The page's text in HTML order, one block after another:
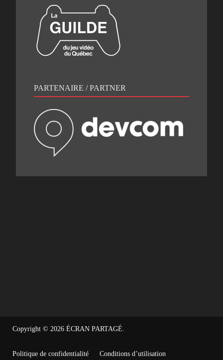
PARTENAIRE / PARTNER
Copyright © 2026 ÉCRAN PARTAGÉ
Politique de confidentialité
Conditions d’utilisation